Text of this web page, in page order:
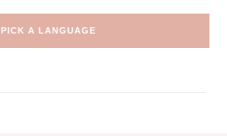
PICK A LANGUAGE